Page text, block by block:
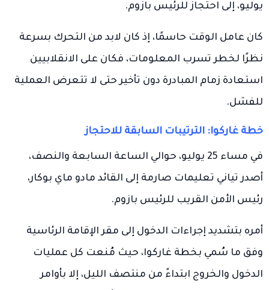
يوليو، إلى احتجاز للرئيس بازوم.
كان عامل الوقت حاسمًا، إذ كان لابد من التحرك بسرعة
نظرًا لخطر تسرب المعلومات، فكان على الانقلابيين
استعادة زمام المبادرة دون تأخير حتى لا تتعرض العملية
للفشل.
خطة غاركوا: الترتيبات السابقة للاحتجاز
في مساء 25 يوليو، حوالي الساعة السابعة والنصف،
أصدر تياني تعليمات صارمة إلى القائد مادو ماي بوكار،
رئيس الأمن القريب للرئيس بازوم.
أمره بتشديد إجراءات الدخول إلى مقر الإقامة الرئاسية
وفق ما سُمي بخطة غاركوا، حيث مُنعت كل عمليات
الدخول والخروج ابتداءً من منتصف الليل، إلا بأوامر